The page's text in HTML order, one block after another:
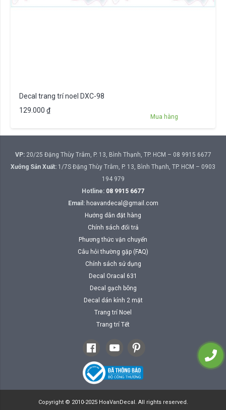
Decal trang trí noel DXC-98
129.000 ₫
Mua hàng
VP:20/25 Đặng Thùy Trâm, P. 13, Bình Thạnh, TP. HCM – 08 9915 6677
Xưởng Sản Xuất: 1/7S Đặng Thùy Trâm, P. 13, Bình Thạnh, TP. HCM – 0903
194 979
Hotline: 08 9915 6677
Email: hoavandecal@gmail.com
Hướng dẫn đặt hàng
Chính sách đổi trả
Phương thức vận chuyển
Câu hỏi thường gặp (FAQ)
Chính sách sử dụng
Decal Oracal 631
Decal gạch bông
Decal dán kính 2 mặt
Trang trí Noel
Trang trí Tết
Copyright © 2010-2025 HoaVanDecal. All rights reserved.